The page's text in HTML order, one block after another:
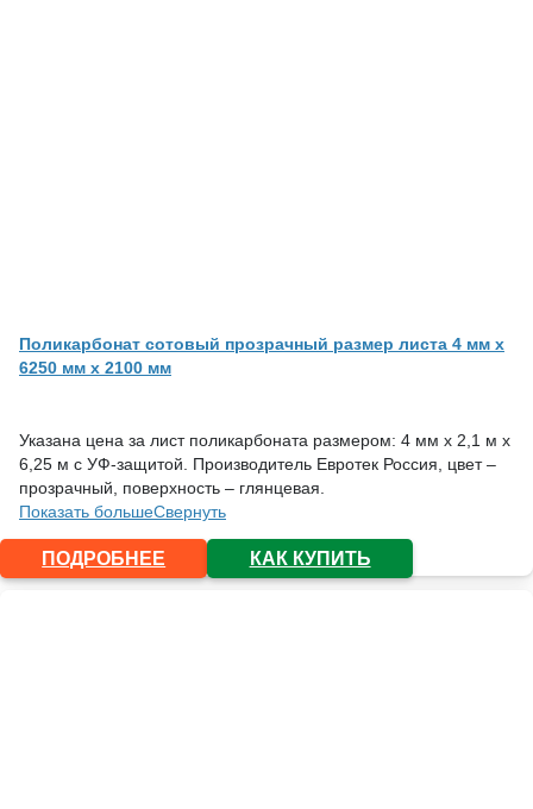
Поликарбонат сотовый прозрачный размер листа 4 мм x
6250 мм x 2100 мм
Указана цена за лист поликарбоната размером: 4 мм х 2,1 м х
6,25 м с УФ-защитой. Производитель Евротек Россия, цвет –
прозрачный, поверхность – глянцевая.
Показать большеСвернуть
ПОДРОБНЕЕ КАК КУПИТЬ